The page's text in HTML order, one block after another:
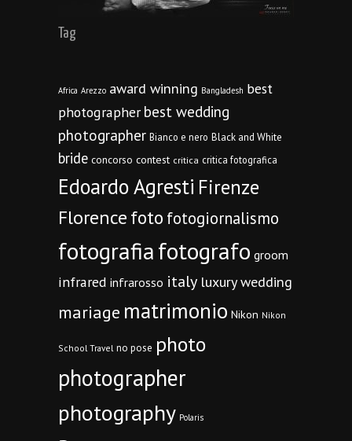
Tag
Africa Arezzo award winning Bangladesh best
photographer best wedding
photographer Bianco e nero Black and White
bride concorso contest critica critica fotografica
Edoardo Agresti Firenze
Florencefoto fotogiornalismo
fotografiafotografo groom
infrared infrarosso italy luxury wedding
mariage matrimonio Nikon Nikon
School Travel no pose photo
photographer
photography Polaris